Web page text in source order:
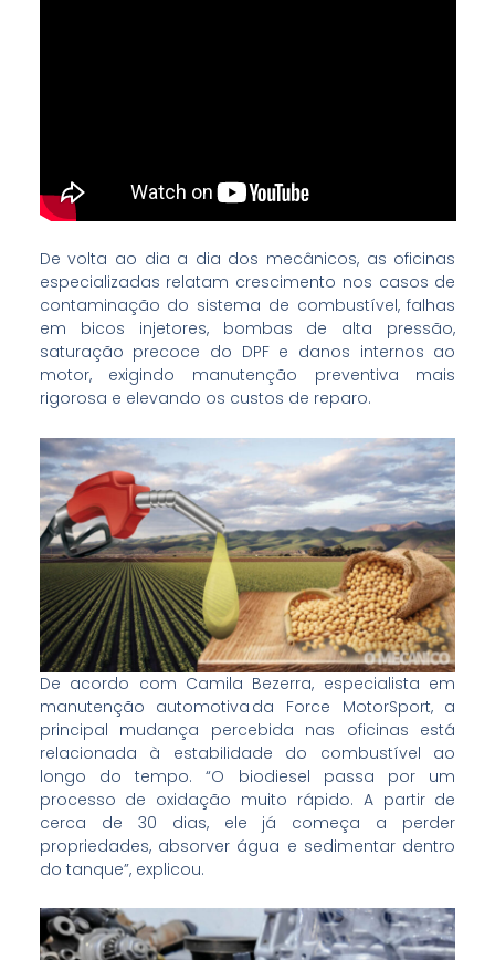
De volta ao dia a dia dos mecânicos, as oficinas
especializadas relatam crescimento nos casos de
contaminação do sistema de combustível, falhas
em bicos injetores, bombas de alta pressão,
saturação precoce do DPF e danos internos ao
motor, exigindo manutenção preventiva mais
rigorosa e elevando os custos de reparo.
De acordo com Camila Bezerra, especialista em
manutenção automotiva da Force MotorSport, a
principal mudança percebida nas oficinas está
relacionada à estabilidade do combustível ao
longo do tempo. “O biodiesel passa por um
processo de oxidação muito rápido. A partir de
cerca de 30 dias, ele já começa a perder
propriedades, absorver água e sedimentar dentro
do tanque”, explicou.